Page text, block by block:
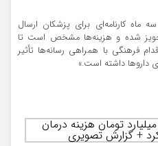
ماه کارنامه‌ای برای پزشکان ارسال
شده و هزینه‌ها مشخص است تا
فرهنگی با همراهی رسانه‌ها تأثیر
داشته است.»